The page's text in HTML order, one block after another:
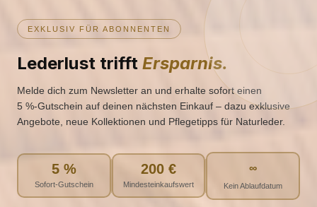
EXKLUSIV FÜR ABONNENTEN
Lederlust trifft Ersparnis.
Melde dich zum Newsletter an und erhalte sofort einen
5 %‑Gutschein auf deinen nächsten Einkauf – dazu exklusive
Angebote, neue Kollektionen und Pflegetipps für Naturleder.
5 %
Sofort-Gutschein
200 €
Mindesteinkaufswert
∞
Kein Ablaufdatum